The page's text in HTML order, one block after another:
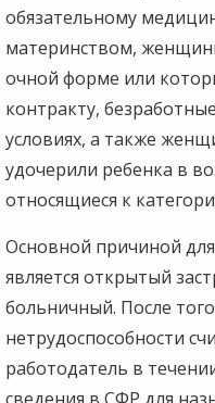
обязательному
материнством,
очной форме или
контракту,
условиях, а также
удочерили ребенка в
относящиеся к
Основной причиной
является открытый
больничный. После
нетрудоспособности
работодатель в
сведения в СФР для